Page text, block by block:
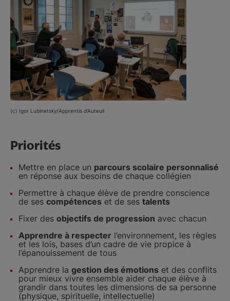
(c) Igor Lubinetsky/Apprentis d'Auteuil
Priorités
Mettre en place un parcours scolaire personnalisé
en réponse aux besoins de chaque collégien
Permettre à chaque élève de prendre conscience
de ses compétences et de ses talents
Fixer des objectifs de progression avec chacun
Apprendre à respecter l’environnement, les règles
et les lois, bases d’un cadre de vie propice à
l’épanouissement de tous
Apprendre la gestion des émotions et des conflits
pour mieux vivre ensemble aider chaque élève à
grandir dans toutes les dimensions de sa personne
(physique, spirituelle, intellectuelle)